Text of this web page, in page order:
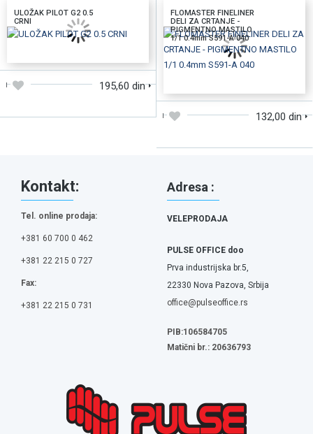
ULOŽAK PILOT G2 0.5
CRNI
195,60 din
FLOMASTER FINELINER
DELI ZA CRTANJE -
PIGMENTNO MASTILO
1/1 0.4mm S591-A 040
132,00 din
Kontakt:
Tel. online prodaja:
+381 60 700 0 462
+381 22 215 0 727
Fax:
+381 22 215 0 731
Adresa :
VELEPRODAJA
PULSE OFFICE doo
Prva industrijska br.5,
22330 Nova Pazova, Srbija
office@pulseoffice.rs
PIB:106584705
Matični br.: 20636793